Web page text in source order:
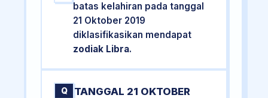
batas kelahiran pada tanggal
21 Oktober 2019
diklasifikasikan mendapat
zodiak Libra.
Q
TANGGAL 21 OKTOBER